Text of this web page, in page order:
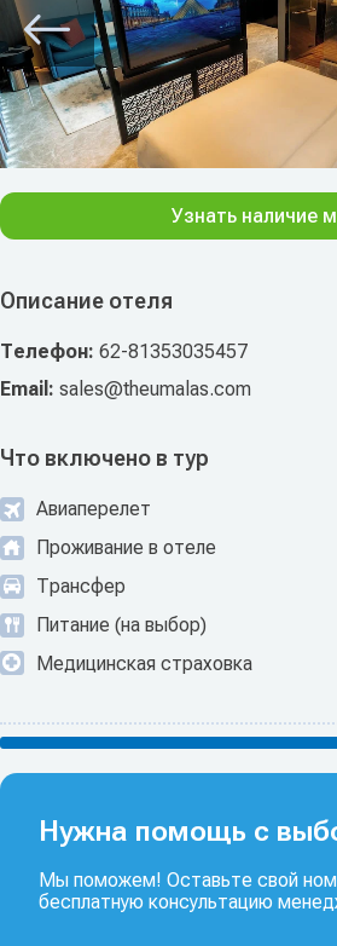
Описание отеля
Телефон: 62-81353035457
Email: sales@theumalas.com
Что включено в тур
Авиаперелет
Проживание в отеле
Трансфер
Питание (на выбор)
Медицинская страховка
Узнать наличие
Нужна помощь с
Мы поможем! Оставьте свой
бесплатную консультацию